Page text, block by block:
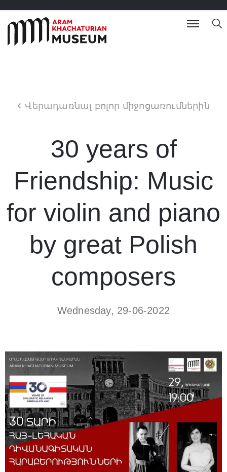
Վերադառնալ բոլոր միջոցառումներին
30 years of
Friendship: Music
for violin and piano
by great Polish
composers
Wednesday, 29-06-2022